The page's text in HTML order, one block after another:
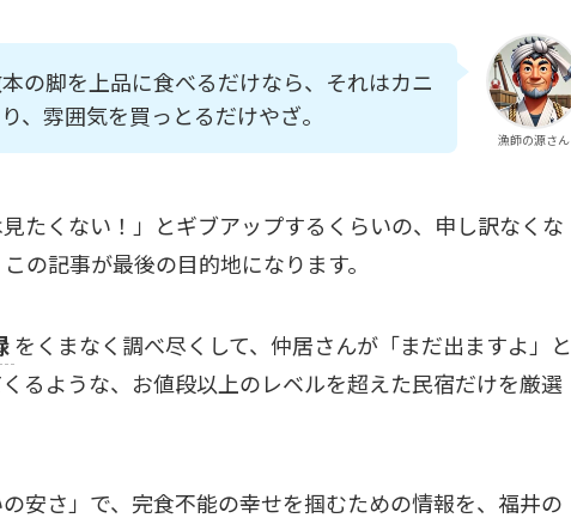
漁師の源さん
の脚を上品に食べるだけなら、それはカニ
、雰囲気を買っとるだけやざ。
たくない！」とギブアップするくらいの、申し訳なくな
の記事が最後の目的地になります。
をくまなく調べ尽くして、仲居さんが「まだ出ますよ」と
るような、お値段以上のレベルを超えた民宿だけを厳選
安さ」で、完食不能の幸せを掴むための情報を、福井の